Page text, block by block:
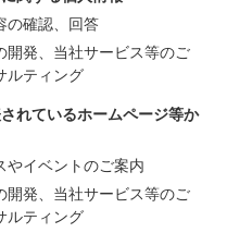
の確認、回答
開発、当社サービス等のご
ルティング
れているホームページ等か
やイベントのご案内
開発、当社サービス等のご
ルティング